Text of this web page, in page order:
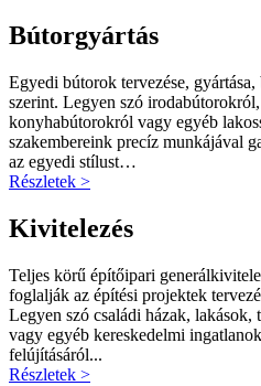
Bútorgyártás
Egyedi bútorok tervezése,
szerint. Legyen szó
konyhabútorokról vagy egyéb
szakembereink precíz munkájával
az egyedi stílust…
Részletek >
Kivitelezés
Teljes körű építőipari
foglalják az építési projektek
Legyen szó családi házak, lakások,
vagy egyéb kereskedelmi
felújításáról...
Részletek >